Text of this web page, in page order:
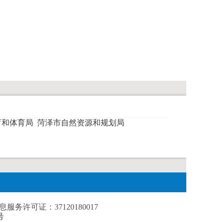
体育局 菏泽市自然资源和规划局
服务许可证：37120180017